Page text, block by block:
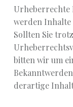
Urheberrechte
werden Inhalte
Sollten Sie
bitten wir um
derartige